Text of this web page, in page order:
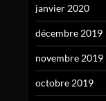
janvier 2020
décembre 2019
novembre 2019
octobre 2019